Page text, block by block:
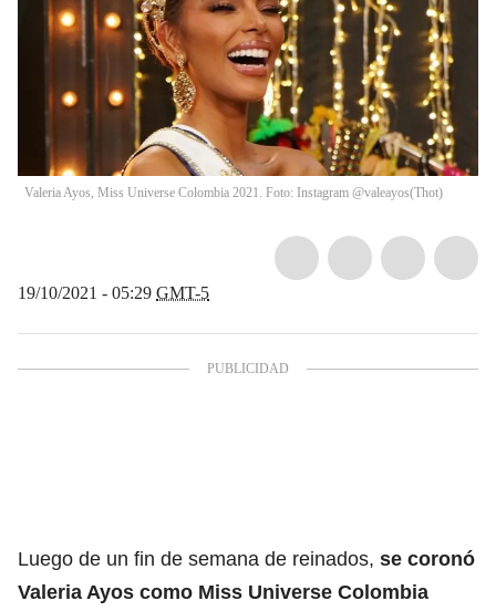
Valeria Ayos, Miss Universe Colombia 2021. Foto: Instagram @valeayos(Thot)
19/10/2021 - 05:29 GMT-5
Luego de un fin de semana de reinados, se coronó
Valeria Ayos como Miss Universe Colombia